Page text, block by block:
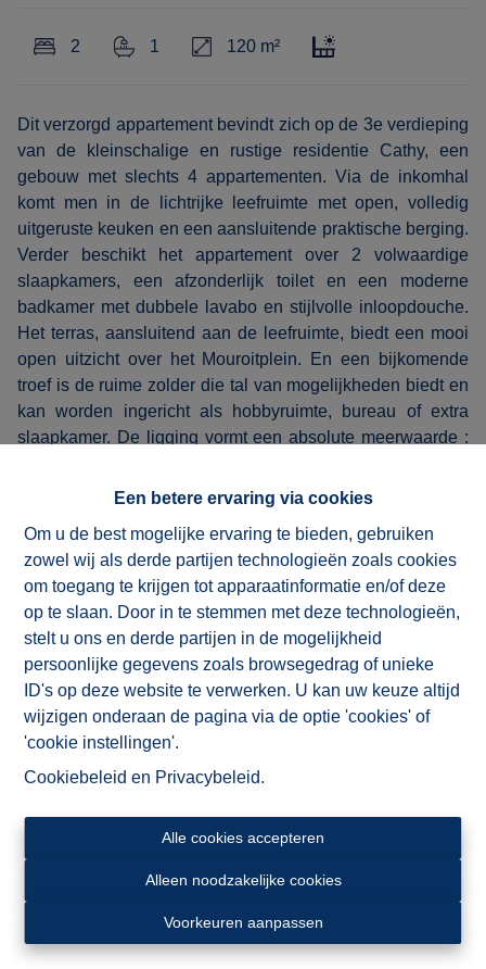
Een betere ervaring via cookies
Om u de best mogelijke ervaring te bieden, gebruiken
zowel wij als derde partijen technologieën zoals cookies
om toegang te krijgen tot apparaatinformatie en/of deze
op te slaan. Door in te stemmen met deze technologieën,
stelt u ons en derde partijen in de mogelijkheid
persoonlijke gegevens zoals browsegedrag of unieke
ID's op deze website te verwerken. U kan uw keuze altijd
wijzigen onderaan de pagina via de optie 'cookies' of
'cookie instellingen'.
Cookiebeleid en Privacybeleid.
Alle cookies accepteren
Alleen noodzakelijke cookies
Voorkeuren aanpassen
2 1 120 m²
Dit verzorgd appartement bevindt zich op de 3e verdieping
van de kleinschalige en rustige residentie Cathy, een
gebouw met slechts 4 appartementen. Via de inkomhal
komt men in de lichtrijke leefruimte met open, volledig
uitgeruste keuken en een aansluitende praktische berging.
Verder beschikt het appartement over 2 volwaardige
slaapkamers, een afzonderlijk toilet en een moderne
badkamer met dubbele lavabo en stijlvolle inloopdouche.
Het terras, aansluitend aan de leefruimte, biedt een mooi
open uitzicht over het Mouroitplein. En een bijkomende
troef is de ruime zolder die tal van mogelijkheden biedt en
kan worden ingericht als hobbyruimte, bureau of extra
slaapkamer. De ligging vormt een absolute meerwaarde :
voorzieningen in de onmiddellijke omgeving. Interesse?
bezoek in te plannen.
Delen
Priestersstraat 2/0301, 9600 Ronse